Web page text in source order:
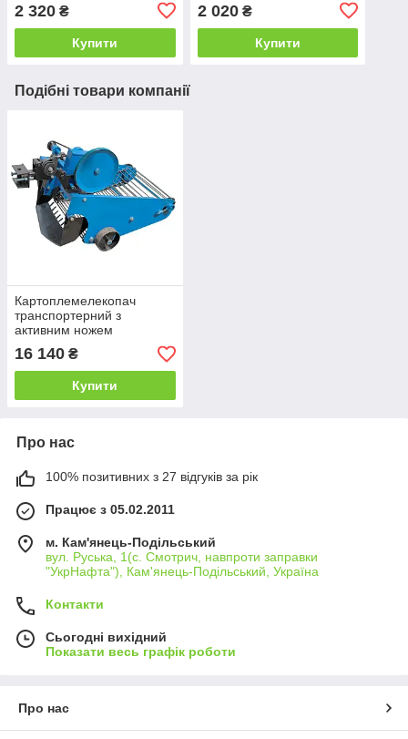
(хутро.відключення
копалки+ремінь)
2 320 ₴
Купити
2 020₴
Купити
Подібні товари компанії
Картоплемелекопач
транспортерний з
активним ножем
"Преміум" для
мототрактора з
гідравлікою (Скаут)
16 140 ₴
Купити
Про нас
100% позитивних з 27 відгуків за рік
Працює з 05.02.2011
м. Кам'янець-Подільський
вул. Руська, 1(с. Смотрич, навпроти заправки
"УкрНафта"), Кам'янець-Подільський, Україна
Контакти
Сьогодні вихідний
Показати весь графік роботи
Про нас